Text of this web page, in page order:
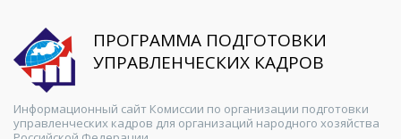
ПРОГРАММА ПОДГОТОВКИ
УПРАВЛЕНЧЕСКИХ КАДРОВ
Информационный сайт Комиссии по организации подготовки
управленческих кадров для организаций народного хозяйства